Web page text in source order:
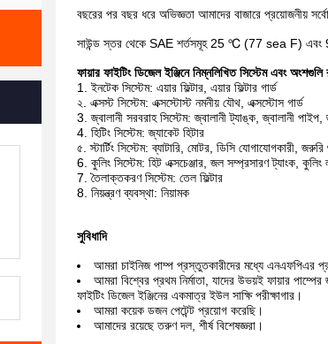
বছরের পর বছর ধরে অভিজ্ঞতা আমাদের বাজারে প্রয়োজনীয়
সাউন্ড স্তর থেকে SAE শর্তসমূহ 25 ℃ (77 sea F) এবং 91
ফায়ার ফাইটিং ডিজেল ইঞ্জিনে নিম্নলিখিত সিস্টেম এবং অংশগুলি
1. ইনটেক সিস্টেম: এয়ার ফিল্টার, এয়ার ফিল্টার গার্ড
২. এক্সস্ট সিস্টেম: এক্সস্টোস্ট নমনীয় যৌথ, এক্সস্টোস গার্ড
3. জ্বালানী সরবরাহ সিস্টেম: জ্বালানী ট্যাঙ্ক, জ্বালানী পাইপ,
4. হিটিং সিস্টেম: জ্যাকেট হিটার
৫. স্টার্টিং সিস্টেম: ব্যাটারি, মোটর, ডিসি যোগাযোগকারী,
6. কুলিং সিস্টেম: হিট এক্সচেঞ্জার, জল সম্প্রসারণ ট্যাংক,
7. তৈলাক্তকরণ সিস্টেম: তেল ফিল্টার
8. নিয়ন্ত্রণ ব্যবস্থা: নিয়ামক
সুবিধাদি
আমরা চাইনিজ পাম্প প্রস্তুতকারীদের মধ্যে এনএফপিএর
আমরা বিশ্বের প্রথম নির্মাতা, যাদের উভয়ই ফায়ার
ফাইটিং ডিজেল ইঞ্জিনের একমাত্র ইউল সাক্ষি পরীক্ষাগার।
আমরা কয়েক ডজন পেটেন্ট প্রয়োগ করেছি।
আমাদের রয়েছে তরুণ দল, শীর্ষ বিশেষজ্ঞরা।